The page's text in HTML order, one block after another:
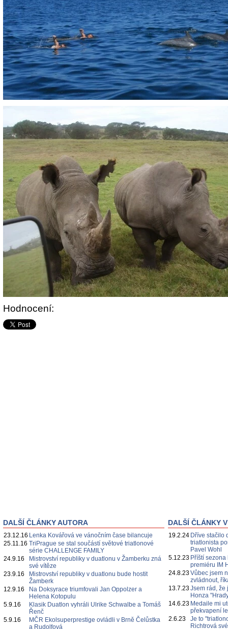
Hodnocení:
DALŠÍ ČLÁNKY AUTORA
23.12.16 Lenka Kovářová ve vánočním čase bilancuje
25.11.16 TriPrague se stal součástí světové triatlonové
série CHALLENGE FAMILY
24.9.16
Mistrovství republiky v duatlonu v Žamberku zná
své vítěze
23.9.16
Mistrovství republiky v duatlonu bude hostit
Žamberk
12.9.16
Na Doksyrace triumfovali Jan Oppolzer a
Helena Kotopulu
5.9.16
Klasik Duatlon vyhráli Ulrike Schwalbe a Tomáš
Řenč
5.9.16
MČR Ekolsuperprestige ovládli v Brně Čelůstka
a Rudolfová
DALŠÍ ČLÁNKY
19.2.24 Dříve stačilo
triatlonista
Pavel Wohl
5.12.23 Příští
premiéru IM
24.8.23Vůbec jsem
zvládnout,
13.7.23Jsem rád, že
Honza
14.6.23 Medaile mi
překvapení
2.6.23
Je to
Richtrová